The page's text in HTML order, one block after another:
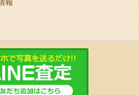
報